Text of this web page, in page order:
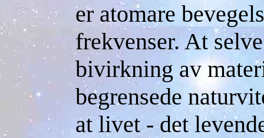
er atomare
frekvenser. At
bivirkning av
begrensede
at livet - det